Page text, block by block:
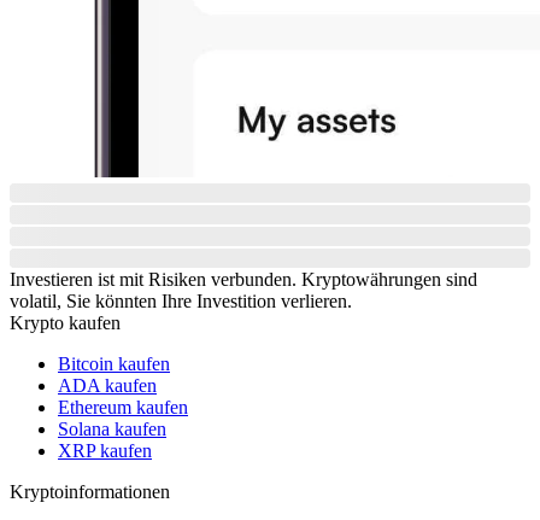
Investieren ist mit Risiken verbunden. Kryptowährungen sind
volatil, Sie könnten Ihre Investition verlieren.
Krypto kaufen
Bitcoin kaufen
ADA kaufen
Ethereum kaufen
Solana kaufen
XRP kaufen
Kryptoinformationen